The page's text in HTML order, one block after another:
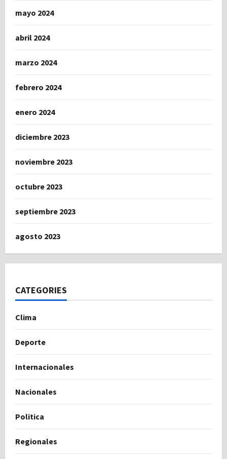
mayo 2024
abril 2024
marzo 2024
febrero 2024
enero 2024
diciembre 2023
noviembre 2023
octubre 2023
septiembre 2023
agosto 2023
CATEGORIES
Clima
Deporte
Internacionales
Nacionales
Politica
Regionales